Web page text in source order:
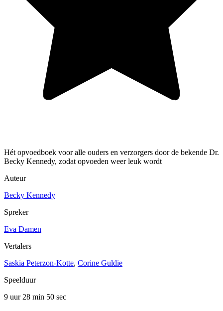
Hét opvoedboek voor alle ouders en verzorgers door de bekende Dr.
Becky Kennedy, zodat opvoeden weer leuk wordt
Auteur
Becky Kennedy
Spreker
Eva Damen
Vertalers
Saskia Peterzon-Kotte, Corine Guldie
Speelduur
9 uur 28 min 50 sec